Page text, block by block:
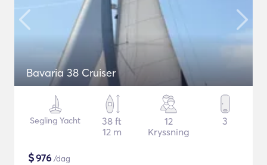
Bavaria 38 Cruiser
Segling Yacht
38 ft
12 m
12
Kryssning
3
$976 /dag